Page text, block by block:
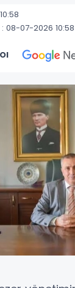
08-07-2026 10:58